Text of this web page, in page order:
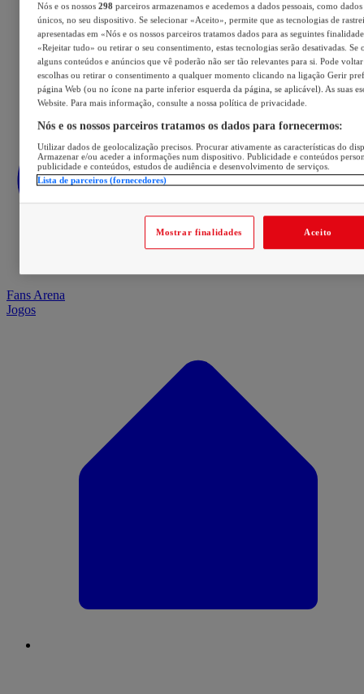
Fans Arena
Jogos
Nós e os nossos 298 parceiros armazenamos e acedemos a dados pessoais, como
únicos, no seu dispositivo. Se selecionar «Aceito», permite que as tecnologias de
apresentadas em «Nós e os nossos parceiros tratamos dados para as seguintes
«Rejeitar tudo» ou retirar o seu consentimento, estas tecnologias serão desativadas. Se
alguns conteúdos e anúncios que vê poderão não ser tão relevantes para si. Pode voltar
escolhas ou retirar o consentimento a qualquer momento clicando na ligação Gerir
página Web (ou no ícone na parte inferior esquerda da página, se aplicável). As suas
Website. Para mais informação, consulte a nossa política de privacidade.
Nós e os nossos parceiros tratamos os dados para fornecermos:
Utilizar dados de geolocalização precisos. Procurar ativamente as características do
Armazenar e/ou aceder a informações num dispositivo. Publicidade e conteúdos
publicidade e conteúdos, estudos de audiência e desenvolvimento de serviços.
Lista de parceiros (fornecedores)
Mostrar finalidades Aceito